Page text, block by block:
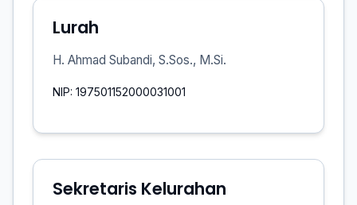
Lurah
H. Ahmad Subandi, S.Sos., M.Si.
NIP: 197501152000031001
Sekretaris Kelurahan